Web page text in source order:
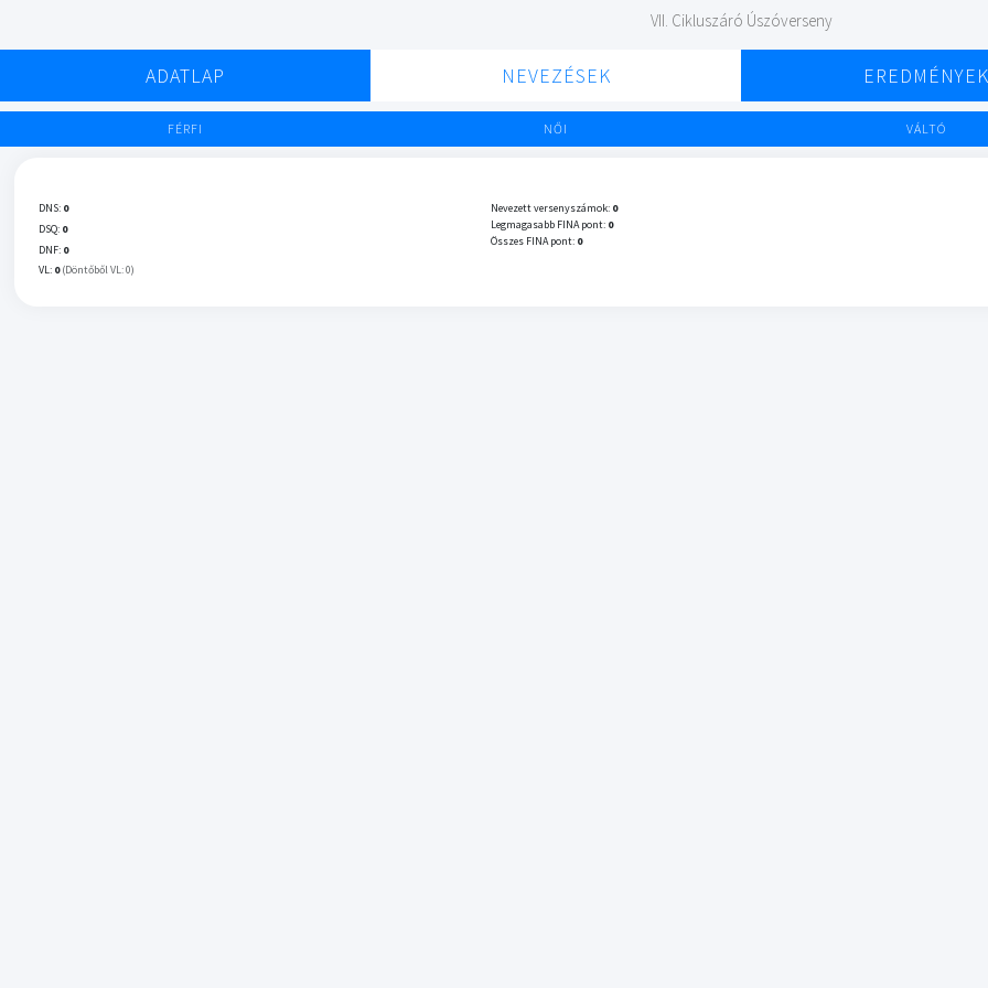
VII. Cikluszáró Úszóverseny
ADATLAP NEVEZÉSEK EREDMÉNYEK
FÉRFI NŐI VÁLTÓ
DNS: 0
DSQ: 0
DNF: 0
VL: 0 (Döntőből VL: 0)
Nevezett versenyszámok: 0
Legmagasabb FINA pont: 0
Összes FINA pont: 0